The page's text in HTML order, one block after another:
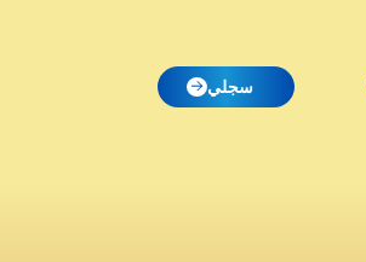
سجلي